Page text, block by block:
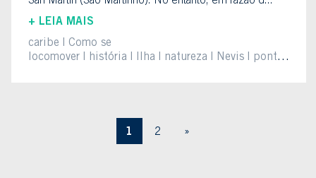
+ LEIA MAIS
caribe
Como se
locomover
história Ilha natureza Nevis
pontos
1 2 »